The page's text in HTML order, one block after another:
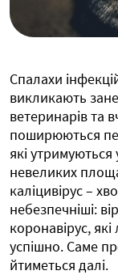
Спалахи
викликають
ветеринарів та
поширюються
які
невеликих
каліцивірус –
небезпечніші:
коронавірус,
успішно. Саме
йтиметься далі.